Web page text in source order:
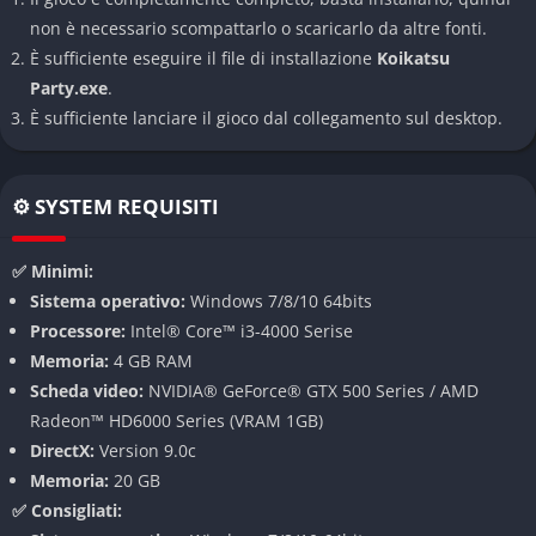
personaggi ispirati a anime famosi o, perché no, versioni
digitali di amici e conoscenti.
Visual Novel con Elementi Sandbox
scelta multipla, interazioni ramificate e tante opzioni per
sviluppare una relazione con i diversi NPC. Tuttavia, a
liberamente in ambienti 3D della scuola, esplorare e scoprire
nuove interazioni ogni giorno.
Community e Modding
Koikatsu Party supporta una vasta community di modder che
crea continuamente nuovi contenuti: abiti, acconciature, scene,
animazioni e plugin che espandono ulteriormente le possibilità
del gioco. Esistono siti e forum dedicati allo sharing delle
non è necessario scompattarlo o scaricarlo da altre fonti.
È sufficiente eseguire il file di installazione Koikatsu
Party.exe.
È sufficiente lanciare il gioco dal collegamento sul desktop.
⚙️ SYSTEM REQUISITI
✅ Minimi:
Sistema operativo: Windows 7/8/10 64bits
Processore: Intel® Core™ i3-4000 Serise
Memoria: 4 GB RAM
Scheda video: NVIDIA® GeForce® GTX 500 Series / AMD
Radeon™ HD6000 Series (VRAM 1GB)
DirectX: Version 9.0c
Memoria: 20 GB
✅ Consigliati: